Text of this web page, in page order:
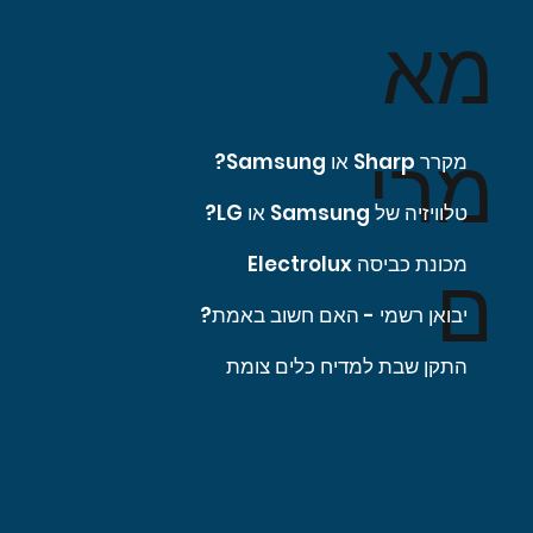
מא
מרי
ם
מקרר Sharp או Samsung?
טלוויזיה של Samsung או LG?
מכונת כביסה Electrolux
יבואן רשמי - האם חשוב באמת?
התקן שבת למדיח כלים צומת